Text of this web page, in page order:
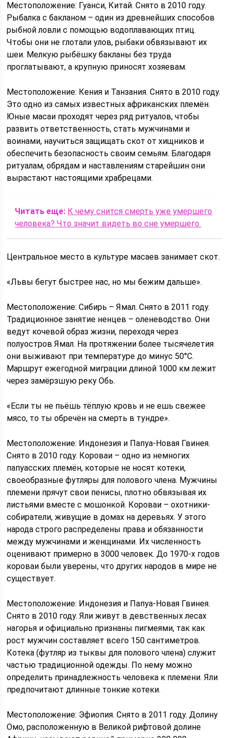
Местоположение: Гуанси, Китай. Снято в 2010 году.
Рыбалка с бакланом – один из древнейших способов
рыбной ловли с помощью водоплавающих птиц.
Чтобы они не глотали улов, рыбаки обвязывают их
шеи. Мелкую рыбёшку бакланы без труда
проглатывают, а крупную приносят хозяевам.
Местоположение: Кения и Танзания. Снято в 2010 году.
Это одно из самых известных африканских племён.
Юные масаи проходят через ряд ритуалов, чтобы
развить ответственность, стать мужчинами и
воинами, научиться защищать скот от хищников и
обеспечить безопасность своим семьям. Благодаря
ритуалам, обрядам и наставлениям старейшин они
вырастают настоящими храбрецами.
Читать еще: К чему снится смерть уже умершего
человека? Что значит видеть во сне умершего.
Центральное место в культуре масаев занимает скот.
«Львы бегут быстрее нас, но мы бежим дальше».
Местоположение: Сибирь – Ямал. Снято в 2011 году.
Традиционное занятие ненцев – оленеводство. Они
ведут кочевой образ жизни, переходя через
полуостров Ямал. На протяжении более тысячелетия
они выживают при температуре до минус 50°C.
Маршрут ежегодной миграции длиной 1000 км лежит
через замёрзшую реку Обь.
«Если ты не пьёшь тёплую кровь и не ешь свежее
мясо, то ты обречён на смерть в тундре».
Местоположение: Индонезия и Папуа-Новая Гвинея.
Снято в 2010 году. Короваи – одно из немногих
папуасских племён, которые не носят котеки,
своеобразные футляры для полового члена. Мужчины
племени прячут свои пенисы, плотно обвязывая их
листьями вместе с мошонкой. Короваи – охотники-
собиратели, живущие в домах на деревьях. У этого
народа строго распределены права и обязанности
между мужчинами и женщинами. Их численность
оценивают примерно в 3000 человек. До 1970-х годов
короваи были уверены, что других народов в мире не
существует.
Местоположение: Индонезия и Папуа-Новая Гвинея.
Снято в 2010 году. Яли живут в девственных лесах
нагорья и официально признаны пигмеями, так как
рост мужчин составляет всего 150 сантиметров.
Котека (футляр из тыквы для полового члена) служит
частью традиционной одежды. По нему можно
определить принадлежность человека к племени. Яли
предпочитают длинные тонкие котеки.
Местоположение: Эфиопия. Снято в 2011 году. Долину
Омо, расположенную в Великой рифтовой долине